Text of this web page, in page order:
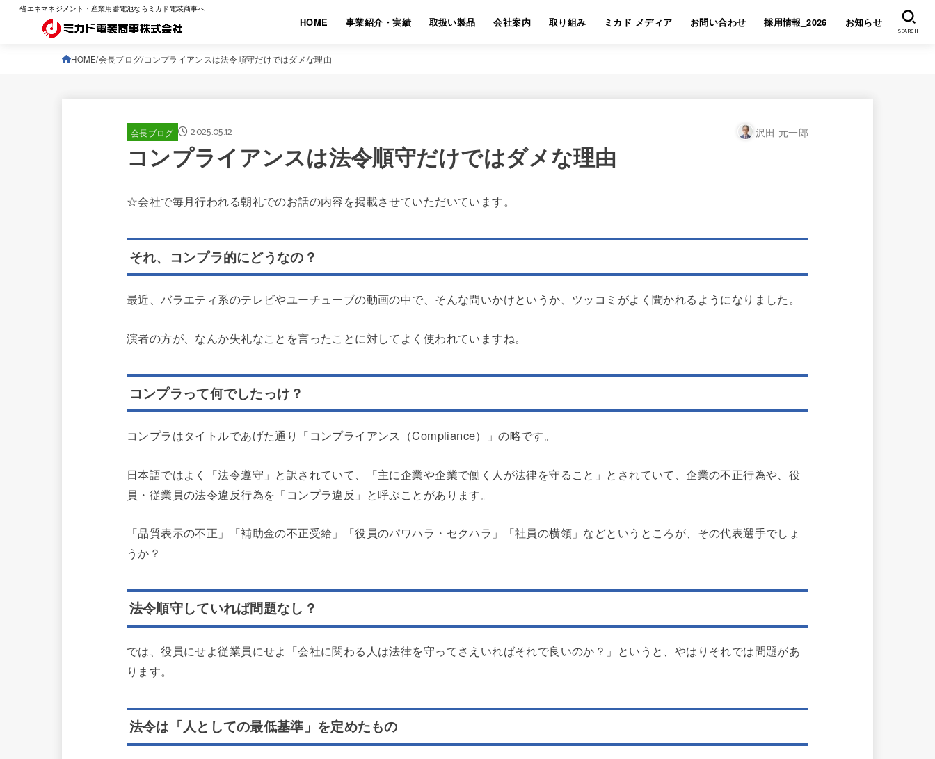
省エネマネジメント・産業用蓄電池ならミカド電装商事へ
HOME 事業紹介・実績 取扱い製品 会社案内 取り組み ミカド メディア お問い合わせ 採用情報_2026 お知らせ
SEARCH
HOME 会長ブログ コンプライアンスは法令順守だけではダメな理由
会長ブログ 2025.05.12 沢田 元一郎
コンプライアンスは法令順守だけではダメな理由
☆会社で毎月行われる朝礼でのお話の内容を掲載させていただいています。
それ、コンプラ的にどうなの？
最近、バラエティ系のテレビやユーチューブの動画の中で、そんな問いかけというか、ツッコミがよく聞かれるようになりました。
演者の方が、なんか失礼なことを言ったことに対してよく使われていますね。
コンプラって何でしたっけ？
コンプラはタイトルであげた通り「コンプライアンス（Compliance）」の略です。
日本語ではよく「法令遵守」と訳されていて、「主に企業や企業で働く人が法律を守ること」とされていて、企業の不正行為や、役
員・従業員の法令違反行為を「コンプラ違反」と呼ぶことがあります。
「品質表示の不正」「補助金の不正受給」「役員のパワハラ・セクハラ」「社員の横領」などというところが、その代表選手でしょ
うか？
法令順守していれば問題なし？
では、役員にせよ従業員にせよ「会社に関わる人は法律を守ってさえいればそれで良いのか？」というと、やはりそれでは問題があ
ります。
法令は「人としての最低基準」を定めたもの